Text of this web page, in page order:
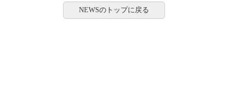
NEWSのトップに戻る